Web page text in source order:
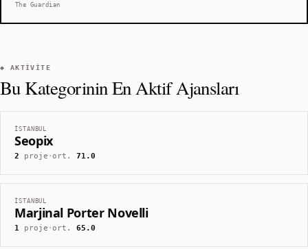
The Guardian
◆ AKTIVITE
Bu Kategorinin En Aktif Ajansları
İSTANBUL
Seopix
2 proje ·ort.71.0
İSTANBUL
Marjinal Porter Novelli
1proje ·ort.65.0